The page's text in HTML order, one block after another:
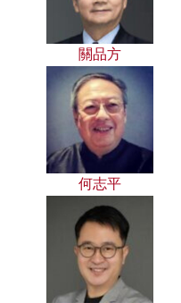
關品方
何志平